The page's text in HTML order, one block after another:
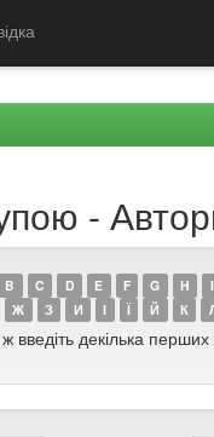
-
B C D E F G H I
Ж З И І Ї Й К
введіть декілька перших